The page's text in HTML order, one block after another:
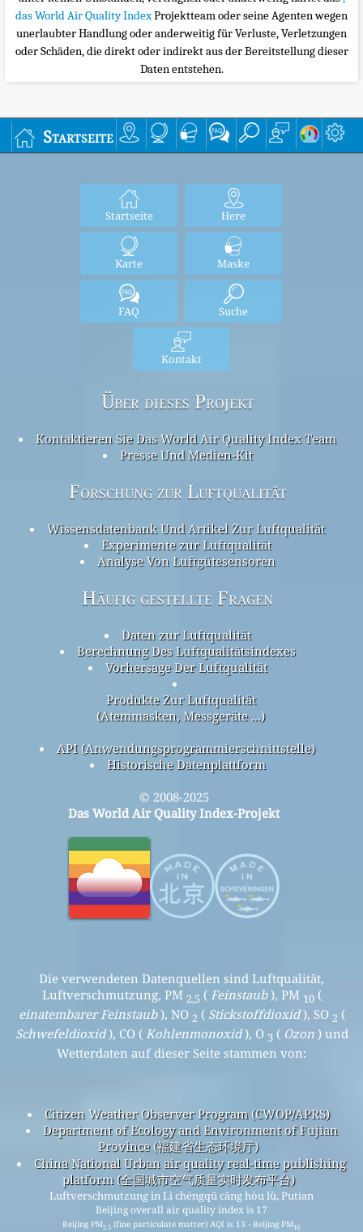
das World Air Quality IndexProjektteam oder seine Agenten wegen
unerlaubter Handlung oder anderweitig für Verluste, Verletzungen
oder Schäden, die direkt oder indirekt aus der Bereitstellung dieser
Daten entstehen.
Startseite
Startseite Here
Karte Maske
FAQ Suche
Kontakt
Über dieses Projekt
Kontaktieren Sie Das World Air Quality Index Team
Presse Und Medien-Kit
Forschung zur Luftqualität
Wissensdatenbank Und Artikel Zur Luftqualität
Experimente zur Luftqualität
Analyse Von Luftgütesensoren
Häufig gestellte Fragen
Daten zur Luftqualität
Berechnung Des Luftqualitätsindexes
Vorhersage Der Luftqualität
Produkte Zur Luftqualität
(Atemmasken, Messgeräte ...)
API (Anwendungsprogrammierschnittstelle)
Historische Datenplattform
© 2008-2025
Das World Air Quality Index-Projekt
Die verwendeten Datenquellen sind Luftqualität,
Luftverschmutzung, PM 2,5 ( Feinstaub), PM 10(
einatembarer Feinstaub), NO 2 ( Stickstoffdioxid), SO 2 (
Schwefeldioxid), CO ( Kohlenmonoxid), O 3 ( Ozon) und
Wetterdaten auf dieser Seite stammen von:
Citizen Weather Observer Program (CWOP/APRS)
Department of Ecology and Environment of Fujian
Province (福建省生态环境厅)
China National Urban air quality real-time publishing
platform (全国城市空气质量实时发布平台)
Luftverschmutzung in Lì chéngqū cāng hòu lù, Putian
Beijing overall air quality index is 17
Beijing PM2.5 (fine particulate matter) AQI is 13 - Beijing PM10